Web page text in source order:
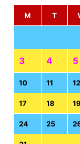
M
T
3 4 5
10 11 12
17 18 19
24 25